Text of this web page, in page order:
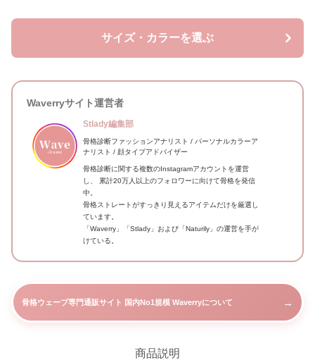
サイズ・カラーを選ぶ
Waverryサイト運営者
Stlady編集部
骨格診断ファッションアナリスト / パーソナルカラーア
ナリスト / 顔タイプアドバイザー
骨格診断に関する複数のInstagramアカウントを運営
し、 累計20万人以上のフォロワーに向けて骨格を発信
中。
骨格ストレートがすっきり見えるアイテムだけを厳選し
ています。
「Waverry」「Stlady」および「Naturily」の運営を手が
けている。
骨格ウェーブ専門通販サイト 国内No1規模 Waverryについて →
商品説明